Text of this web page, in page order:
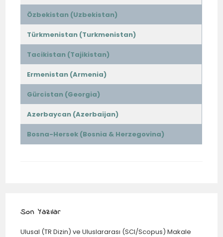
Özbekistan (Uzbekistan)
Türkmenistan (Turkmenistan)
Tacikistan (Tajikistan)
Ermenistan (Armenia)
Gürcistan (Georgia)
Azerbaycan (Azerbaijan)
Bosna-Hersek (Bosnia & Herzegovina)
Son Yazılar
Ulusal (TR Dizin) ve Uluslararası (SCI/Scopus) Makale